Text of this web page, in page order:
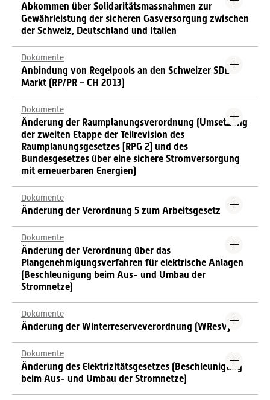
Abkommen über Solidaritätsmassnahmen zur
Gewährleistung der sicheren Gasversorgung zwischen
der Schweiz, Deutschland und Italien
Dokumente
Anbindung von Regelpools an den Schweizer SDL-
Markt (RP/PR – CH 2013)
Dokumente
Änderung der Raumplanungsverordnung (Umsetzung
der zweiten Etappe der Teilrevision des
Raumplanungsgesetzes [RPG 2] und des
Bundesgesetzes über eine sichere Stromversorgung
mit erneuerbaren Energien)
Dokumente
Änderung der Verordnung 5 zum Arbeitsgesetz
Dokumente
Änderung der Verordnung über das
Plangenehmigungsverfahren für elektrische Anlagen
(Beschleunigung beim Aus- und Umbau der
Stromnetze)
Dokumente
Änderung der Winterreserveverordnung (WResV)
Dokumente
Änderung des Elektrizitätsgesetzes (Beschleunigung
beim Aus- und Umbau der Stromnetze)